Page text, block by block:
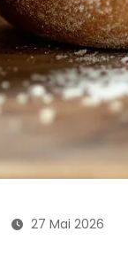
27 Mai 2026